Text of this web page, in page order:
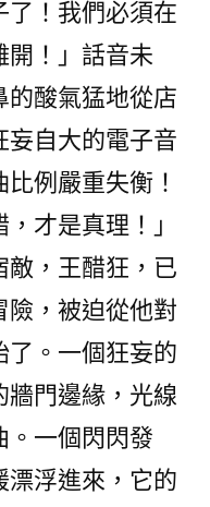
了！我們必須在
開！」話音未
的酸氣猛地從店
妄自大的電子音
例嚴重失衡！
才是真理！」
敵，王醋狂，已
險，被迫從他對
了。一個狂妄的
牆門邊緣，光線
。一個閃閃發
漂浮進來，它的